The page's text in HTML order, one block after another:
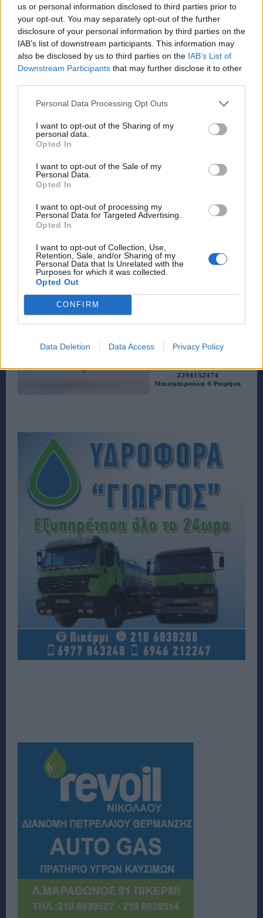
us or personal information disclosed to third parties prior to
your opt-out. You may separately opt-out of the further
disclosure of your personal information by third parties on the
IAB’s list of downstream participants. This information may
also be disclosed by us to third parties on the IAB’s List of
Downstream Participants that may further disclose it to other
Personal Data Processing Opt Outs
I want to opt-out of the Sharing of my
personal data.
Opted In
I want to opt-out of the Sale of my
Personal Data.
Opted In
I want to opt-out of processing my
Personal Data for Targeted Advertising.
Opted In
I want to opt-out of Collection, Use,
Retention, Sale, and/or Sharing of my
Personal Data that Is Unrelated with the
Purposes for which it was collected.
Opted Out
CONFIRM
Data Deletion Data Access Privacy Policy